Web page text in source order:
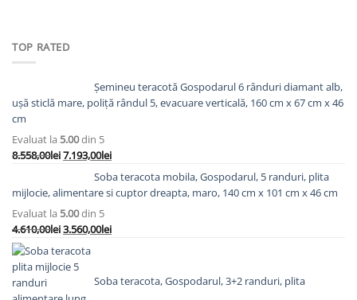
7.088,00lei.
TOP RATED
Șemineu teracotă Gospodarul 6 rânduri diamant alb,
ușă sticlă mare, poliță rândul 5, evacuare verticală, 160 cm x 67 cm x 46
cm
Evaluat la 5.00din 5
8.558,00leiPrețul
a
8.558,00lei.
7.193,00leiPrețul
curent
este:
7.193,00lei.
Soba teracota mobila, Gospodarul, 5 randuri, plita
mijlocie, alimentare si cuptor dreapta, maro, 140 cm x 101 cm x 46 cm
Evaluat la 5.00din 5
4.610,00leiPrețul
inițial
a
4.610,00lei.
3.560,00leiPrețul
3.560,00lei.
Soba teracota, Gospodarul, 3+2 randuri, plita